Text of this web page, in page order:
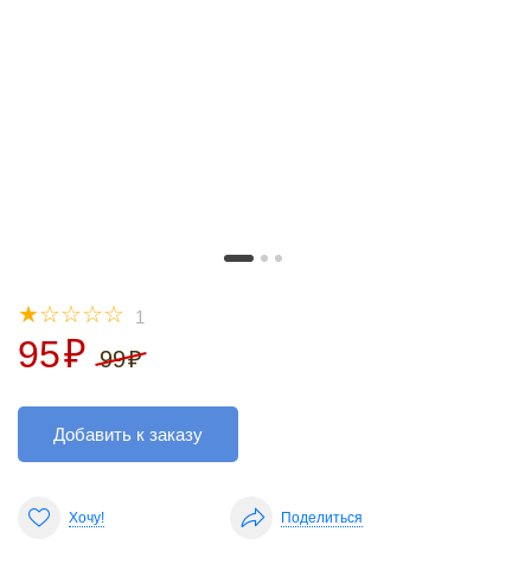
☆
☆
☆
☆
☆ 1
95₽ 99₽
Добавить к заказу
Хочу! Поделиться